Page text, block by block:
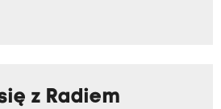
z Radiem